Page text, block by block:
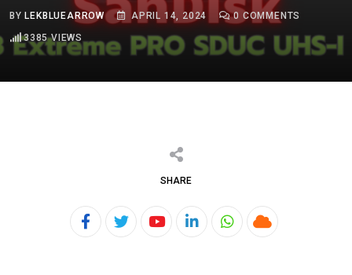
BYLEKBLUEARROW APRIL 14, 2024 0 COMMENTS
3385VIEWS
SHARE
YoutubeLinkedInWhatsapp
Cloud